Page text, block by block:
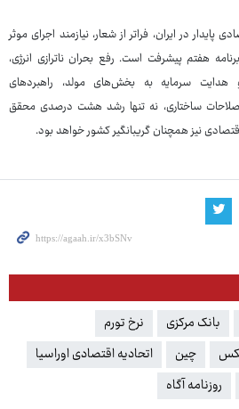
در ایران، فراتر از شعار، نیازمند اجرای موثر
هفتم پیشرفت است. رفع بحران ناترازی انرژی،
سرمایه به بخش‌های مولد، راهبردهای
ساختاری، نه تنها رشد هشت درصدی محقق
نیز همچنان گریبانگیر کشور خواهد بود.
بانک مرکزی
نرخ تورم
چین
اتحادیه اقتصادی اوراسیا
روزنامه آگاه